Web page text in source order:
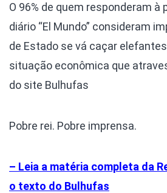
O 96% de quem responderam à
diário “El Mundo” consideram
de Estado se vá caçar
situação econômica que
do site Bulhufas
Pobre rei. Pobre imprensa.
– Leia a matéria completa da
o texto do Bulhufas